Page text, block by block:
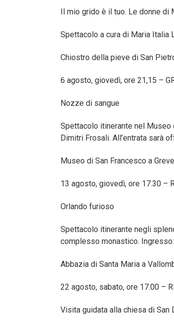
Il mio grido è il tuo. Le donne di
Spettacolo a cura di Maria Italia
Chiostro della pieve di San
6 agosto, giovedì, ore 21,15 –
Nozze di sangue
Spettacolo itinerante nel Museo
Dimitri Frosali. All’entrata sarà
Museo di San Francesco a
13 agosto, giovedì, ore 17.30 –
Orlando furioso
Spettacolo itinerante negli
complesso monastico.
Abbazia di Santa Maria a
22 agosto, sabato, ore 17.00 –
Visita guidata alla chiesa di San